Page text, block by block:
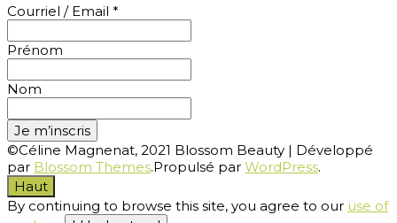
Courriel / Email *
Prénom
Nom
©Céline Magnenat, 2021 Blossom Beauty | Développé
par Blossom Themes.Propulsé par WordPress.
Haut
By continuing to browse this site, you agree to our use of